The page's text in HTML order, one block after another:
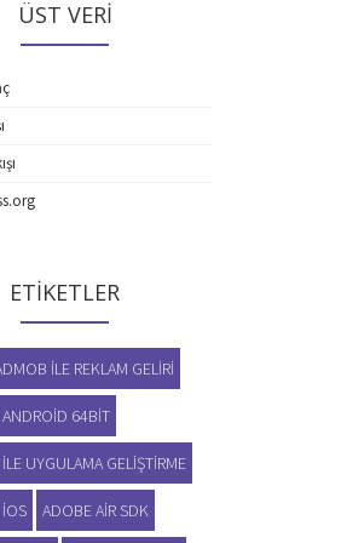
ÜST VERI
ETIKETLER
ILE REKLAM GELIRI
64BIT
UYGULAMA GELIŞTIRME
ADOBE AIR SDK